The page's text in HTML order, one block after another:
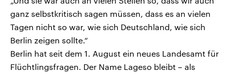
ganz selbstkritisch sagen müssen, dass es an vielen
Tagen nicht so war, wie sich Deutschland, wie sich
Berlin zeigen sollte.“
Berlin hat seit dem 1. August ein neues Landesamt für
Flüchtlingsfragen. Der Name Lageso bleibt – als